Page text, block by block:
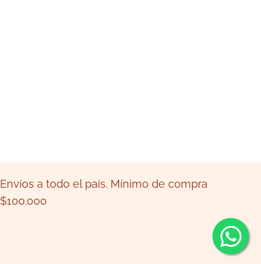
Envíos a todo el país. Mínimo de compra
$100.000